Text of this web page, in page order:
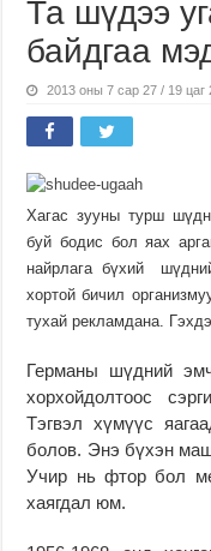
Та шүдээ
байдгаа
2013 оны 7 сар 27 / 19 цаг
Хагас зууны турш
буй бодис бол яах
найрлага бүхий
хортой бичил
тухай рекламдана.
Германы шүдний
хорхойдолтоос
Тэгвэл хүмүүс
болов. Энэ бүхэн
Учир нь фтор бол
хаягдал юм.